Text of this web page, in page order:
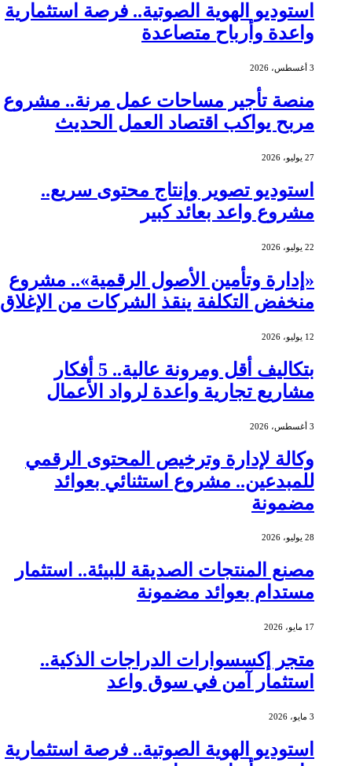
استوديو الهوية الصوتية.. فرصة استثمارية
واعدة وأرباح متصاعدة
3 أغسطس، 2026
منصة تأجير مساحات عمل مرنة.. مشروع
مربح يواكب اقتصاد العمل الحديث
27 يوليو، 2026
استوديو تصوير وإنتاج محتوى سريع..
مشروع واعد بعائد كبير
22 يوليو، 2026
«إدارة وتأمين الأصول الرقمية».. مشروع
منخفض التكلفة ينقذ الشركات من الإغلاق
12 يوليو، 2026
بتكاليف أقل ومرونة عالية.. 5 أفكار
مشاريع تجارية واعدة لرواد الأعمال
3 أغسطس، 2026
وكالة لإدارة وترخيص المحتوى الرقمي
للمبدعين.. مشروع استثنائي بعوائد
مضمونة
28 يوليو، 2026
مصنع المنتجات الصديقة للبيئة.. استثمار
مستدام بعوائد مضمونة
17 مايو، 2026
متجر إكسسوارات الدراجات الذكية..
استثمار آمن في سوق واعد
3 مايو، 2026
استوديو الهوية الصوتية.. فرصة استثمارية